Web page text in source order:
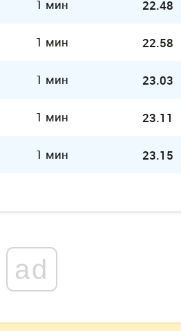
1 мин 22.48
1 мин 22.58
1 мин 23.03
1 мин 23.11
1 мин 23.15
ad